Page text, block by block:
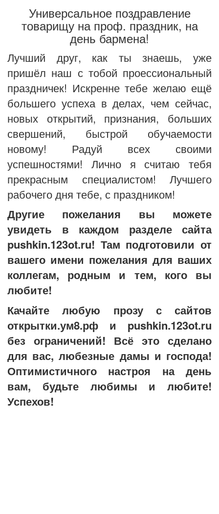
Универсальное поздравление
товарищу на проф. праздник, на
день бармена!
Лучший друг, как ты знаешь, уже
пришёл наш с тобой проессиональный
праздничек! Искренне тебе желаю ещё
большего успеха в делах, чем сейчас,
новых открытий, признания, больших
свершений, быстрой обучаемости
новому! Радуй всех своими
успешностями! Лично я считаю тебя
прекрасным специалистом! Лучшего
рабочего дня тебе, с праздником!
Другие пожелания вы можете
увидеть в каждом разделе сайта
pushkin.123ot.ru! Там подготовили от
вашего имени пожелания для ваших
коллегам, родным и тем, кого вы
любите!
Качайте любую прозу с сайтов
открытки.ум8.рф и pushkin.123ot.ru
без ограничений! Всё это сделано
для вас, любезные дамы и господа!
Оптимистичного настроя на день
вам, будьте любимы и любите!
Успехов!